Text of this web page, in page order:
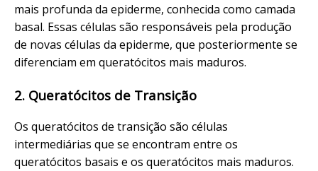
mais profunda da epiderme, conhecida como camada
basal. Essas células são responsáveis pela produção
de novas células da epiderme, que posteriormente se
diferenciam em queratócitos mais maduros.
2. Queratócitos de Transição
Os queratócitos de transição são células
intermediárias que se encontram entre os
queratócitos basais e os queratócitos mais maduros.